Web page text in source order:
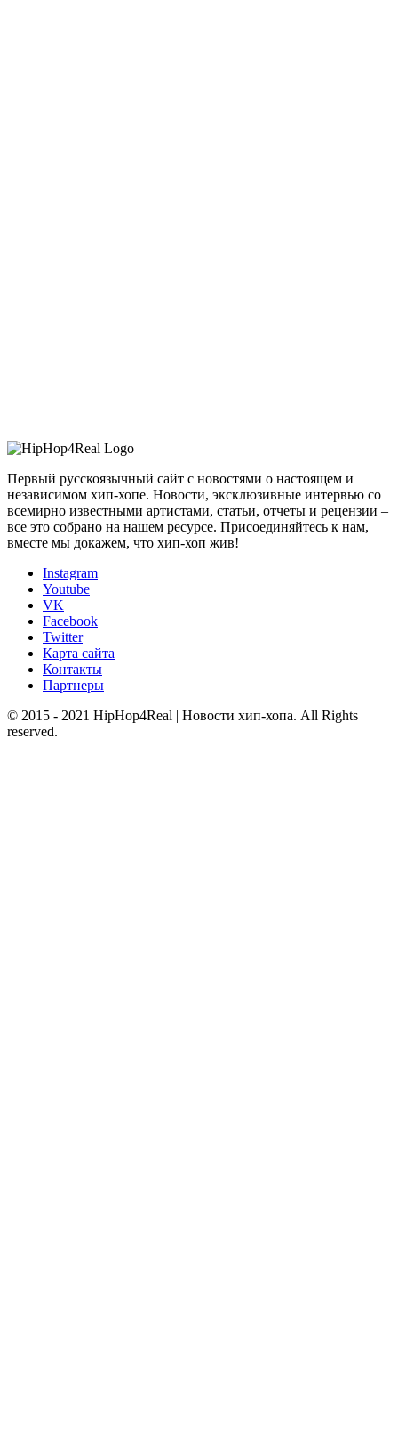
Первый русскоязычный сайт с новостями о настоящем и
независимом хип-хопе. Новости, эксклюзивные интервью со
всемирно известными артистами, статьи, отчеты и рецензии –
все это собрано на нашем ресурсе. Присоединяйтесь к нам,
вместе мы докажем, что хип-хоп жив!
Instagram
Youtube
VK
Facebook
Twitter
Карта сайта
Контакты
Партнеры
© 2015 - 2021 HipHop4Real | Новости хип-хопа. All Rights
reserved.